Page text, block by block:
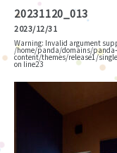
20231120_013
2023/12/31
Warning: Invalid argument
/home/panda/domains/
content/themes/release1/
on line23